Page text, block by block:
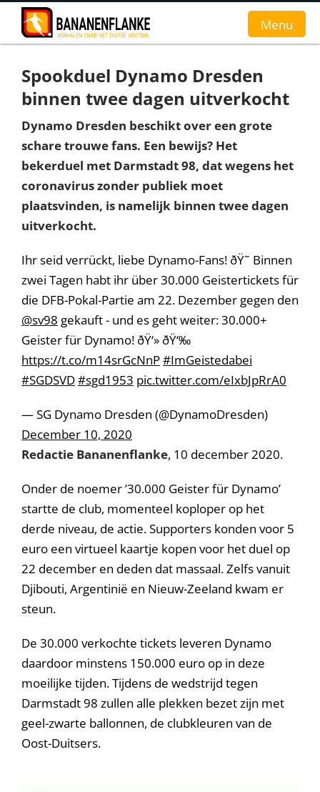
Home
Nieuws
Interviews
Groundhopverhalen
De fans
Menu
Spookduel Dynamo Dresden
binnen twee dagen uitverkocht
Dynamo Dresden beschikt over een grote
schare trouwe fans. Een bewijs? Het
bekerduel met Darmstadt 98, dat wegens het
coronavirus zonder publiek moet
plaatsvinden, is namelijk binnen twee dagen
uitverkocht.
Ihr seid verrückt, liebe Dynamo-Fans! ðŸ˜ Binnen
zwei Tagen habt ihr über 30.000 Geistertickets für
die DFB-Pokal-Partie am 22. Dezember gegen den
@sv98 gekauft - und es geht weiter: 30.000+
Geister für Dynamo! ðŸ‘» ðŸ‘‰
https://t.co/m14srGcNnP#ImGeistedabei
#SGDSVD#sgd1953 pic.twitter.com/eIxbJpRrA0
— SG Dynamo Dresden (@DynamoDresden)
December 10, 2020
Redactie Bananenflanke, 10 december 2020.
Onder de noemer ’30.000 Geister für Dynamo’
startte de club, momenteel koploper op het
derde niveau, de actie. Supporters konden voor 5
euro een virtueel kaartje kopen voor het duel op
22 december en deden dat massaal. Zelfs vanuit
Djibouti, Argentinië en Nieuw-Zeeland kwam er
steun.
De 30.000 verkochte tickets leveren Dynamo
daardoor minstens 150.000 euro op in deze
moeilijke tijden. Tijdens de wedstrijd tegen
Darmstadt 98 zullen alle plekken bezet zijn met
geel-zwarte ballonnen, de clubkleuren van de
Oost-Duitsers.